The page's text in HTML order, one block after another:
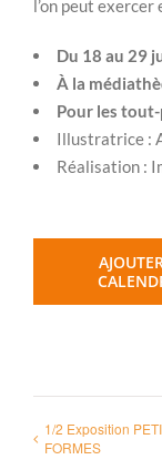
l’on peut exercer
Du 18 au 29
À la
Pour les
Illustratrice :
Réalisation :
1/2 Exposition
FORMES